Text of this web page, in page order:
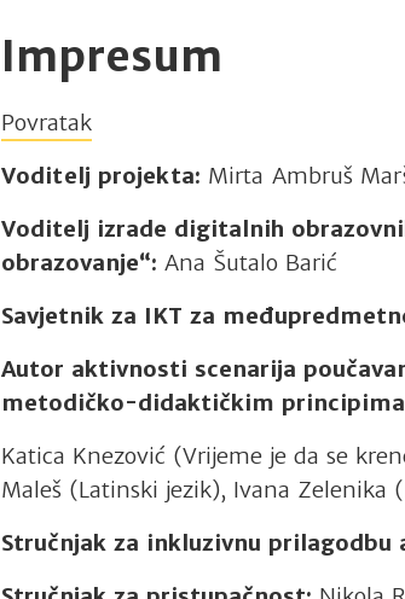
Impresum
Povratak
Voditelj projekta: Mirta Ambruš
Voditelj izrade digitalnih
obrazovanje“: Ana Šutalo Barić
Savjetnik za IKT za
Autor aktivnosti scenarija
metodičko-didaktičkim
Katica Knezović (Vrijeme je da se
Maleš (Latinski jezik), Ivana Zelenika
Stručnjak za inkluzivnu